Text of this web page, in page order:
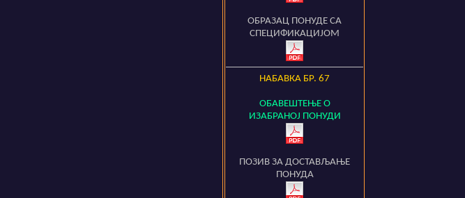
ОБРАЗАЦ ПОНУДЕ СА
СПЕЦИФИКАЦИЈОМ
НАБАВКА БР. 67
ОБАВЕШТЕЊЕ О
ИЗАБРАНОЈ ПОНУДИ
ПОЗИВ ЗА ДОСТАВЉАЊЕ
ПОНУДА